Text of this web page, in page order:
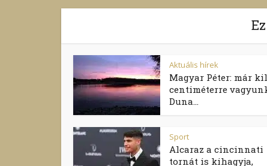
Aktuális hírek
Magyar Péter: már
centiméterre
Duna...
Sport
Alcaraz a cincinnati
tornát is kihagyja,